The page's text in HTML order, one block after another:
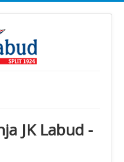
JK Labud -